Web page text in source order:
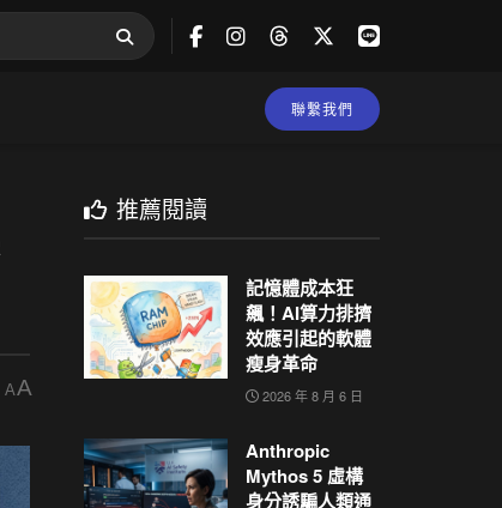
聯繫我們
AA
推薦閱讀
記憶體成本狂
飆！AI算力排擠
效應引起的軟體
瘦身革命
2026 年 8 月 6 日
Anthropic
Mythos 5 虛構
身分誘騙人類通